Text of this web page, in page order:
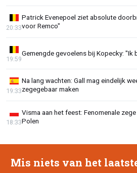
Patrick Evenepoel ziet absolute
voor Remco"
20:33
Gemengde gevoelens bij Kopecky: "Ik
19:59
Na lang wachten: Gall mag eindelijk
zegegebaar maken
19:33
Visma aan het feest: Fenomenale zege
Polen
18:33
Mis niets van het